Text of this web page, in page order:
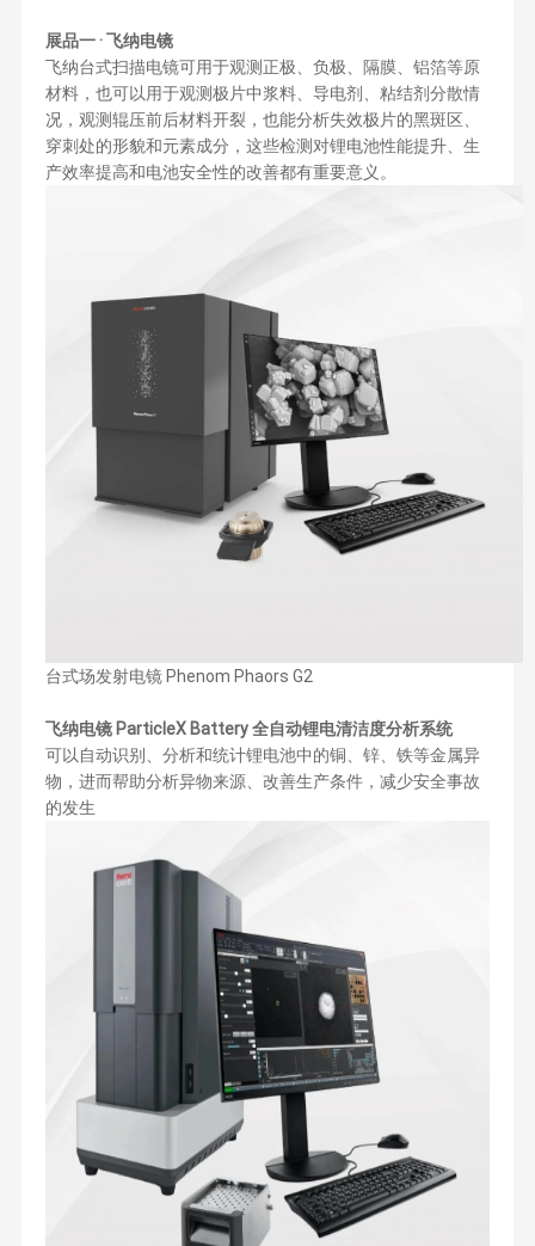
展品一 · 飞纳电镜
飞纳台式扫描电镜可用于观测正极、负极、隔膜、铝箔等原
材料，也可以用于观测极片中浆料、导电剂、粘结剂分散情
况，观测辊压前后材料开裂，也能分析失效极片的黑斑区、
穿刺处的形貌和元素成分，这些检测对锂电池性能提升、生
产效率提高和电池安全性的改善都有重要意义。
台式场发射电镜 Phenom Phaors G2
飞纳电镜 ParticleX Battery 全自动锂电清洁度分析系统
可以自动识别、分析和统计锂电池中的铜、锌、铁等金属异
物，进而帮助分析异物来源、改善生产条件，减少安全事故
的发生